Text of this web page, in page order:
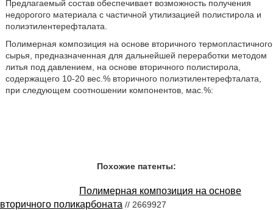
Предлагаемый состав обеспечивает возможность получения
недорогого материала с частичной утилизацией полистирола и
полиэтилентерефталата.
Полимерная композиция на основе вторичного термопластичного
сырья, предназначенная для дальнейшей переработки методом
литья под давлением, на основе вторичного полистирола,
содержащего 10-20 вес.% вторичного полиэтилентерефталата,
при следующем соотношении компонентов, мас.%:
Похожие патенты:
Полимерная композиция на основе
вторичного поликарбоната // 2669927